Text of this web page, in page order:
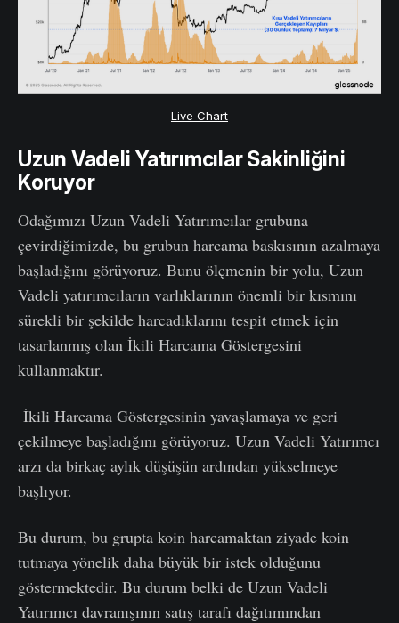
Live Chart
Uzun Vadeli Yatırımcılar Sakinliğini
Koruyor
Odağımızı Uzun Vadeli Yatırımcılar grubuna
çevirdiğimizde, bu grubun harcama baskısının azalmaya
başladığını görüyoruz. Bunu ölçmenin bir yolu, Uzun
Vadeli yatırımcıların varlıklarının önemli bir kısmını
sürekli bir şekilde harcadıklarını tespit etmek için
tasarlanmış olan İkili Harcama Göstergesini
kullanmaktır.
İkili Harcama Göstergesinin yavaşlamaya ve geri
çekilmeye başladığını görüyoruz. Uzun Vadeli Yatırımcı
arzı da birkaç aylık düşüşün ardından yükselmeye
başlıyor.
Bu durum, bu grupta koin harcamaktan ziyade koin
tutmaya yönelik daha büyük bir istek olduğunu
göstermektedir. Bu durum belki de Uzun Vadeli
Yatırımcı davranışının satış tarafı dağıtımından